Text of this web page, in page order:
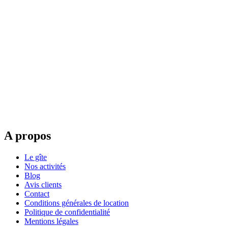
A propos
Le gîte
Nos activités
Blog
Avis clients
Contact
Conditions générales de location
Politique de confidentialité
Mentions légales